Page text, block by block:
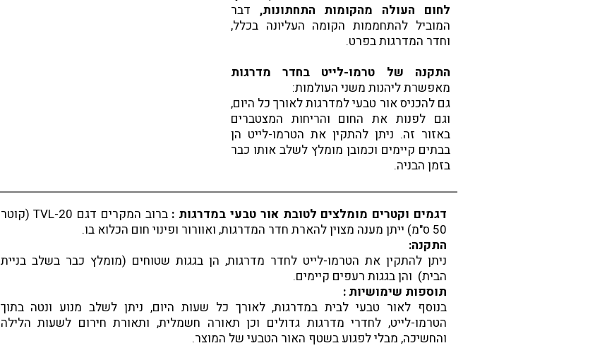
לחום העולה מהקומות התחתונות, דבר
המוביל להתחממות הקומה העליונה בכלל,
וחדר המדרגות בפרט.
התקנה של טרמו-לייט בחדר מדרגות
מאפשרת ליהנות משני העולמות:
גם להכניס אור טבעי למדרגות לאורך כל היום,
וגם לפנות את החום והריחות המצטברים
באזור זה. ניתן להתקין את הטרמו-לייט הן
בבתים קיימים וכמובן מומלץ לשלב אותו כבר
בזמן הבניה.
דגמים וקטרים מומלצים לטובת אור טבעי במדרגות :
ברוב המקרים דגם TVL-20 (קוטר
50 ס"מ) ייתן מענה מצוין להארת חדר המדרגות, ואוורור ופינוי חום הכלוא בו.
התקנה:
ניתן להתקין את הטרמו-לייט לחדר מדרגות, הן בגגות שטוחים (מומלץ כבר בשלב בניית
הבית) והן בגגות רעפים קיימים.
תוספות שימושיות :
בנוסף לאור טבעי לבית במדרגות, לאורך כל שעות היום, ניתן לשלב מנוע ונטה בתוך
הטרמו-לייט, לחדרי מדרגות גדולים וכן תאורה חשמלית, ותאורת חירום לשעות הלילה
והחשיכה, מבלי לפגוע בשטף האור הטבעי של המוצר.